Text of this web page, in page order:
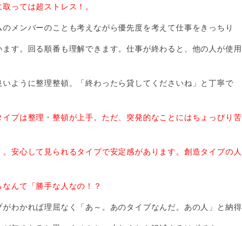
っては超ストレス！。
メンバーのことも考えながら優先度を考えて仕事をきっちり
順番も理解できます。仕事が終わると、他の人が使用
理整頓。「終わったら貸してくださいね」と丁寧で
イプは整理・整頓が上手。ただ、突発的なことにはちょっぴり苦
安心して見られるタイプで安定感があります。創造タイプの人
「勝手な人なの！？
かれば理屈なく「あ～。あのタイプなんだ。あの人」と納得